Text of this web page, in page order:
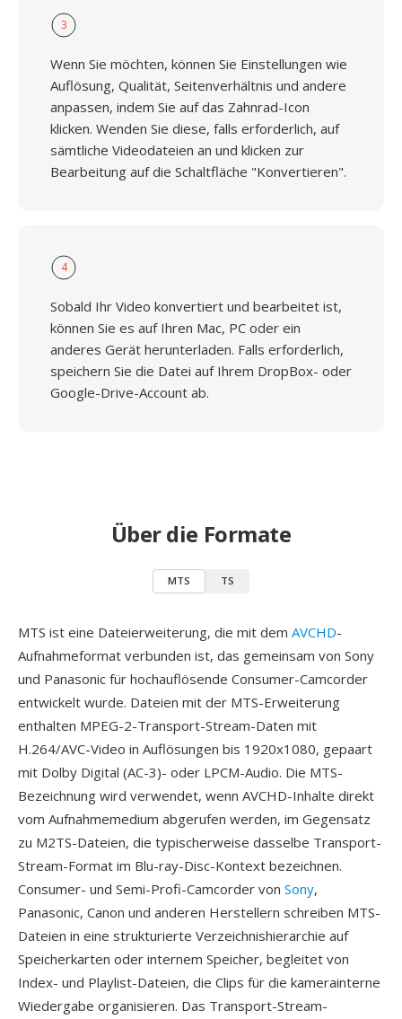
3
Wenn Sie möchten, können Sie Einstellungen wie
Auflösung, Qualität, Seitenverhältnis und andere
anpassen, indem Sie auf das Zahnrad-Icon
klicken. Wenden Sie diese, falls erforderlich, auf
sämtliche Videodateien an und klicken zur
Bearbeitung auf die Schaltfläche "Konvertieren".
4
Sobald Ihr Video konvertiert und bearbeitet ist,
können Sie es auf Ihren Mac, PC oder ein
anderes Gerät herunterladen. Falls erforderlich,
speichern Sie die Datei auf Ihrem DropBox- oder
Google-Drive-Account ab.
Über die Formate
MTS TS
MTS ist eine Dateierweiterung, die mit dem AVCHD-
Aufnahmeformat verbunden ist, das gemeinsam von Sony
und Panasonic für hochauflösende Consumer-Camcorder
entwickelt wurde. Dateien mit der MTS-Erweiterung
enthalten MPEG-2-Transport-Stream-Daten mit
H.264/AVC-Video in Auflösungen bis 1920x1080, gepaart
mit Dolby Digital (AC-3)- oder LPCM-Audio. Die MTS-
Bezeichnung wird verwendet, wenn AVCHD-Inhalte direkt
vom Aufnahmemedium abgerufen werden, im Gegensatz
zu M2TS-Dateien, die typischerweise dasselbe Transport-
Stream-Format im Blu-ray-Disc-Kontext bezeichnen.
Consumer- und Semi-Profi-Camcorder von Sony,
Panasonic, Canon und anderen Herstellern schreiben MTS-
Dateien in eine strukturierte Verzeichnishierarchie auf
Speicherkarten oder internem Speicher, begleitet von
Index- und Playlist-Dateien, die Clips für die kamerainterne
Wiedergabe organisieren. Das Transport-Stream-